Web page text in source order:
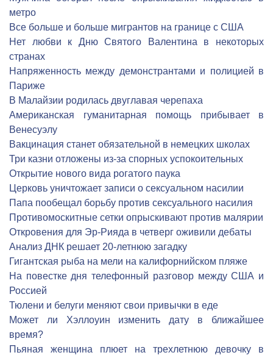
метро
Все больше и больше мигрантов на границе с США
Нет любви к Дню Святого Валентина в некоторых
странах
Напряженность между демонстрантами и полицией в
Париже
В Малайзии родилась двуглавая черепаха
Американская гуманитарная помощь прибывает в
Венесуэлу
Вакцинация станет обязательной в немецких школах
Три казни отложены из-за спорных успокоительных
Открытие нового вида рогатого паука
Церковь уничтожает записи о сексуальном насилии
Папа пообещал борьбу против сексуального насилия
Противомоскитные сетки опрыскивают против малярии
Откровения для Эр-Рияда в четверг оживили дебаты
Анализ ДНК решает 20-летнюю загадку
Гигантская рыба на мели на калифорнийском пляже
На повестке дня телефонный разговор между США и
Россией
Тюлени и белуги меняют свои привычки в еде
Может ли Хэллоуин изменить дату в ближайшее
время?
Пьяная женщина плюет на трехлетнюю девочку в